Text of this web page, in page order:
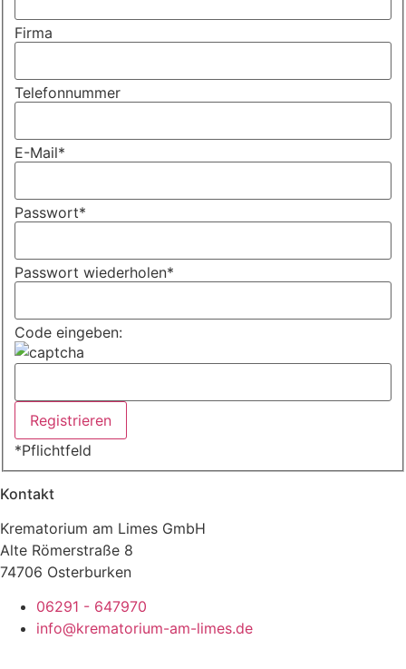
Firma
Telefonnummer
E-Mail*
Passwort*
Passwort wiederholen*
Code eingeben:
*Pflichtfeld
Kontakt
Krematorium am Limes GmbH
Alte Römerstraße 8
74706 Osterburken
06291 - 647970
info@krematorium-am-limes.de